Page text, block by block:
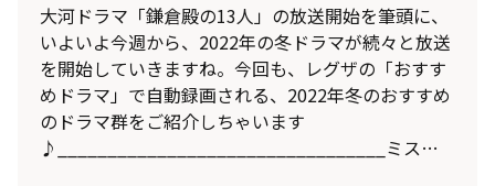
大河ドラマ「鎌倉殿の13人」の放送開始を筆頭に、
いよいよ今週から、2022年の冬ドラマが続々と放送
を開始していきますね。今回も、レグザの「おすす
めドラマ」で自動録画される、2022年冬のおすすめ
のドラマ群をご紹介しちゃいます
♪_________________________________ミステ